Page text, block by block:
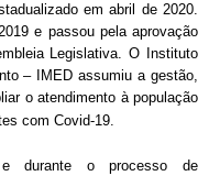
em abril de 2020.
e passou pela aprovação
Legislativa. O Instituto
– IMED assumiu a gestão,
o atendimento à população
com Covid-19.
durante o processo de